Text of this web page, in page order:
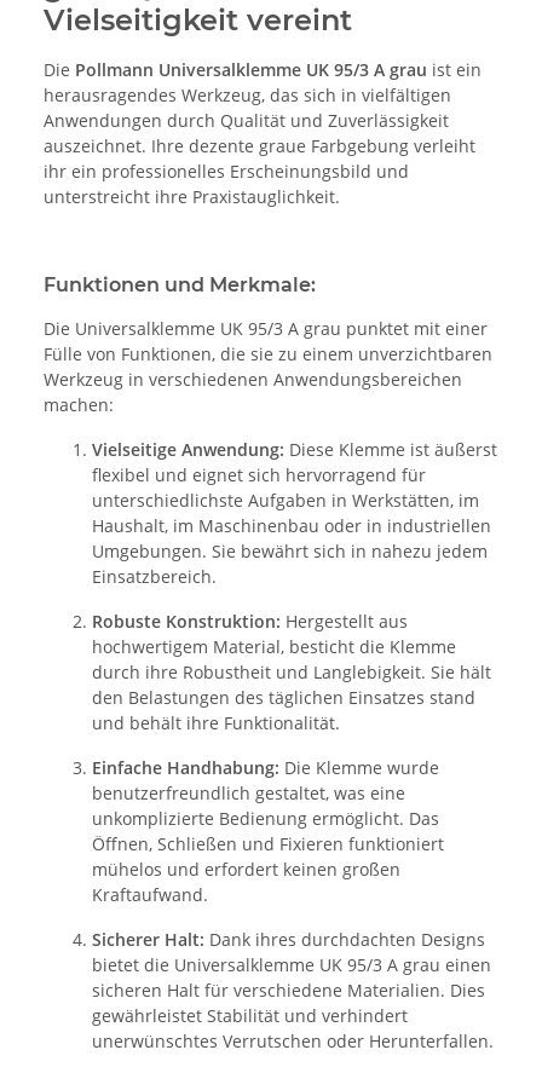
Vielseitigkeit vereint
Die Pollmann Universalklemme UK 95/3 A grau ist ein
herausragendes Werkzeug, das sich in vielfältigen
Anwendungen durch Qualität und Zuverlässigkeit
auszeichnet. Ihre dezente graue Farbgebung verleiht
ihr ein professionelles Erscheinungsbild und
unterstreicht ihre Praxistauglichkeit.
Funktionen und Merkmale:
Die Universalklemme UK 95/3 A grau punktet mit einer
Fülle von Funktionen, die sie zu einem unverzichtbaren
Werkzeug in verschiedenen Anwendungsbereichen
machen:
Vielseitige Anwendung: Diese Klemme ist äußerst
flexibel und eignet sich hervorragend für
unterschiedlichste Aufgaben in Werkstätten, im
Haushalt, im Maschinenbau oder in industriellen
Umgebungen. Sie bewährt sich in nahezu jedem
Einsatzbereich.
Robuste Konstruktion: Hergestellt aus
hochwertigem Material, besticht die Klemme
durch ihre Robustheit und Langlebigkeit. Sie hält
den Belastungen des täglichen Einsatzes stand
und behält ihre Funktionalität.
Einfache Handhabung: Die Klemme wurde
benutzerfreundlich gestaltet, was eine
unkomplizierte Bedienung ermöglicht. Das
Öffnen, Schließen und Fixieren funktioniert
mühelos und erfordert keinen großen
Kraftaufwand.
Sicherer Halt: Dank ihres durchdachten Designs
bietet die Universalklemme UK 95/3 A grau einen
sicheren Halt für verschiedene Materialien. Dies
gewährleistet Stabilität und verhindert
unerwünschtes Verrutschen oder Herunterfallen.